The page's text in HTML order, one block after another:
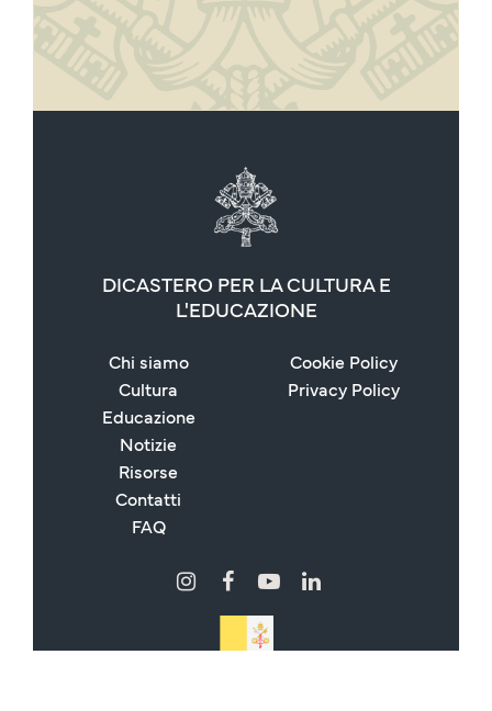
DICASTERO PER LA CULTURA E
L'EDUCAZIONE
Chi siamo
Cultura
Educazione
Notizie
Risorse
Contatti
FAQ
Cookie Policy
Privacy Policy